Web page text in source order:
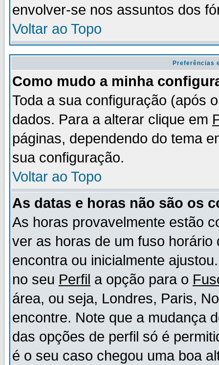
envolver-se nos assuntos dos
Voltar ao Topo
Preferências
Como mudo a minha
Toda a sua configuração (após
dados. Para a alterar clique em
páginas, dependendo do tema
sua configuração.
Voltar ao Topo
As datas e horas não são os
As horas provavelmente estão
ver as horas de um fuso
encontra ou inicialmente
no seu Perfil a opção para o
área, ou seja, Londres, Paris,
encontre. Note que a mudança
das opções de perfil só é
é o seu caso chegou uma boa